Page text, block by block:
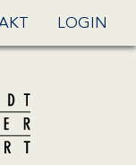
LOGIN